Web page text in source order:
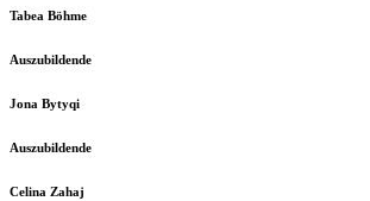
Tabea Böhme
Auszubildende
Jona Bytyqi
Auszubildende
Celina Zahaj